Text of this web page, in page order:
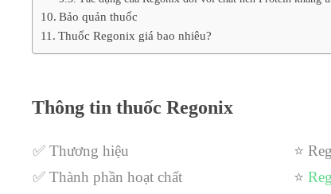
Bảo quản thuốc
Thuốc Regonix giá bao nhiêu?
Thông tin thuốc Regonix
✅ Thương hiệu ⭐
✅ Thành phần hoạt chất
⭐